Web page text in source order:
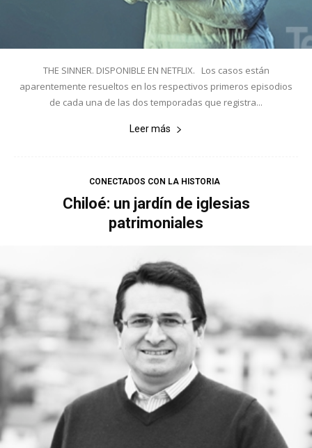
THE SINNER. DISPONIBLE EN NETFLIX. Los casos están
aparentemente resueltos en los respectivos primeros episodios
de cada una de las dos temporadas que registra...
Leer más
CONECTADOS CON LA HISTORIA
Chiloé: un jardín de iglesias
patrimoniales